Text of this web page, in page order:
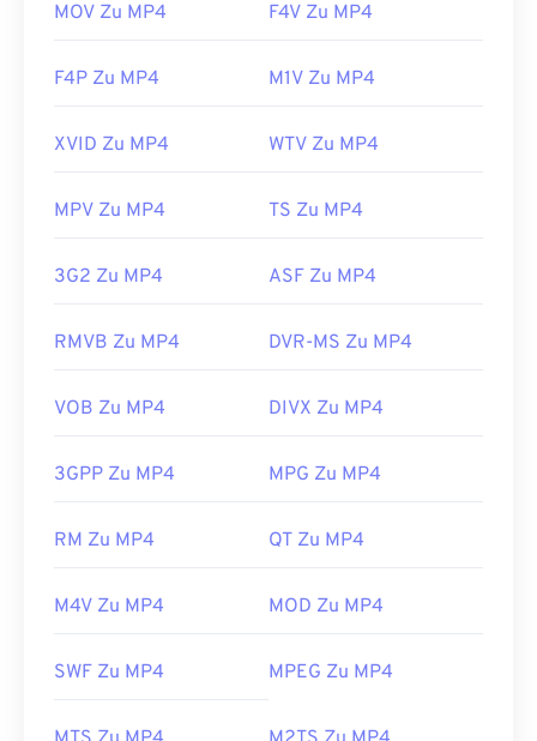
00 00
01
01
00 00
01
01
MOV Zu MP4 F4V Zu MP4
F4P Zu MP4 M1V Zu MP4
XVID Zu MP4 WTV Zu MP4
MPV Zu MP4 TS Zu MP4
3G2 Zu MP4 ASF Zu MP4
RMVB Zu MP4 DVR-MS Zu MP4
VOB Zu MP4 DIVX Zu MP4
3GPP Zu MP4 MPG Zu MP4
RM Zu MP4 QT Zu MP4
M4V Zu MP4 MOD Zu MP4
SWF Zu MP4 MPEG Zu MP4